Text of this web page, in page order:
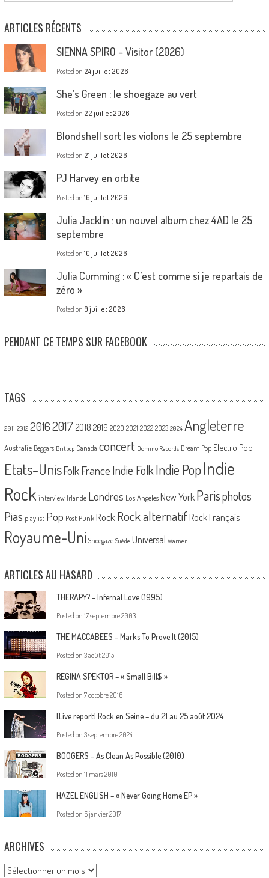
ARTICLES RÉCENTS
SIENNA SPIRO – Visitor (2026)
Posted on 24 juillet 2026
She’s Green : le shoegaze au vert
Posted on 22 juillet 2026
Blondshell sort les violons le 25 septembre
Posted on 21 juillet 2026
PJ Harvey en orbite
Posted on 16 juillet 2026
Julia Jacklin : un nouvel album chez 4AD le 25
septembre
Posted on 10 juillet 2026
Julia Cumming : « C’est comme si je repartais de
zéro »
Posted on 9 juillet 2026
PENDANT CE TEMPS SUR FACEBOOK
TAGS
2011 2012 20162017 2018 2019 2020 2021 2022 2023 2024 Angleterre
Australie Beggars Britpop Canada concert Domino Records Dream Pop Electro Pop
Etats-UnisFolk France Indie FolkIndie PopIndie
Rock interview Irlande Londres Los Angeles New York Parisphotos
Pias playlist Pop Post Punk Rock Rock alternatif Rock Français
Royaume-Uni Shoegaze Suède Universal Warner
ARTICLES AU HASARD
THERAPY? – Infernal Love (1995)
Posted on 17 septembre 2003
THE MACCABEES – Marks To Prove It (2015)
Posted on 3 août 2015
REGINA SPEKTOR – « Small Bill$ »
Posted on 7 octobre 2016
[Live report] Rock en Seine – du 21 au 25 août 2024
Posted on 3 septembre 2024
BOOGERS – As Clean As Possible (2010)
Posted on 11 mars 2010
HAZEL ENGLISH – « Never Going Home EP »
Posted on 6 janvier 2017
ARCHIVES
Archives